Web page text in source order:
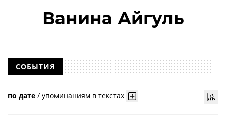
Ванина Айгуль
СОБЫТИЯ
по дате / упоминаниям в текстах